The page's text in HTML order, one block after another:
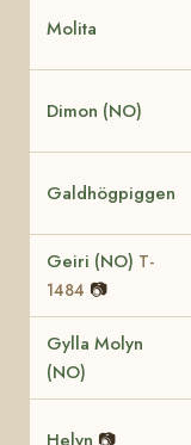
Molita
Dimon (NO)
Galdhögpiggen
Geiri (NO) T-
1484 📷
Gylla Molyn
(NO)